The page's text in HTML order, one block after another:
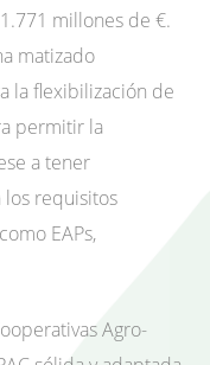
millones de €.
matizado
la flexibilización de
permitir la
a tener
los requisitos
EAPs,
Agro-